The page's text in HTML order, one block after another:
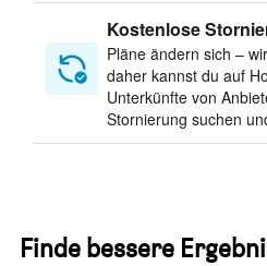
Kostenlose
Pläne ändern sich –
daher kannst du auf
Unterkünfte von
Stornierung suchen
Finde bessere